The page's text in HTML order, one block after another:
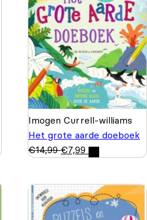
Imogen Currell-williams
Het grote aarde doeboek
€14,99 €7,99